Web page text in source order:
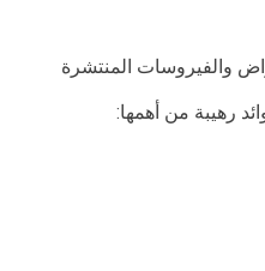
والفيروسات المنتشرة
رهيبة من أهمها: